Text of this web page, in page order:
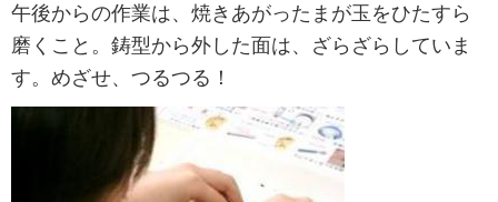
午後からの作業は、焼きあがったまが玉をひたすら
磨くこと。鋳型から外した面は、ざらざらしていま
す。めざせ、つるつる！